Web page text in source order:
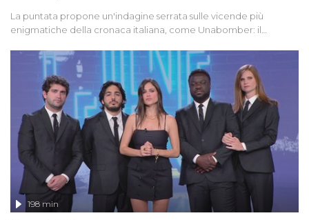
La puntata propone un'indagine serrata sulle vicende più
enigmatiche della cronaca italiana, come Unabomber: il
'90 e il 2000 che, inquietantemente, potrebbe essere ancora in
libertà. Lo speciale affronta inoltre le zone d'ombra sul Mostro di
Firenze, le cui responsabilità appaiono ancora oggi avvolte in un
groviglio di dubbi mai chiariti. Nel corso dello speciale anche
l'intervista inedita a Olindo Romano, realizzata ne...
198 min